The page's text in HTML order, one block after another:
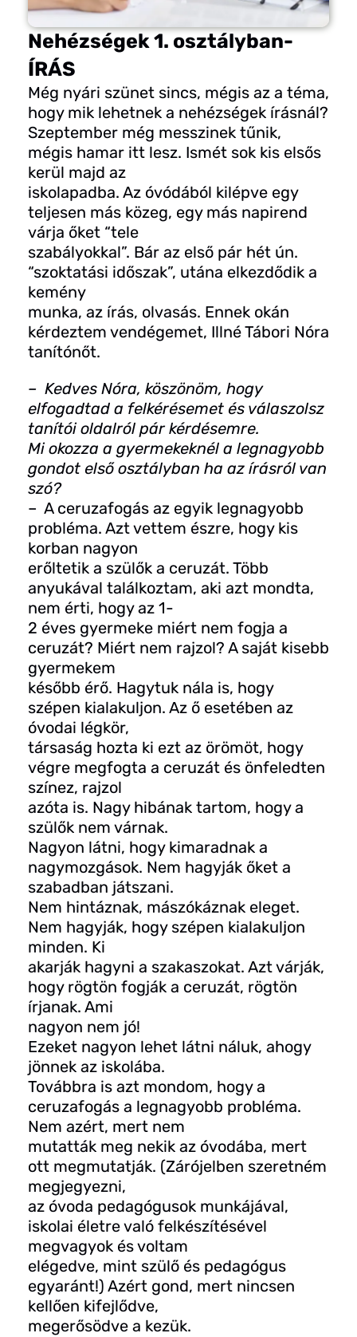
Nehézségek 1. osztályban-
ÍRÁS
Még nyári szünet sincs, mégis az a téma,
hogy mik lehetnek a nehézségek írásnál?
Szeptember még messzinek tűnik,
mégis hamar itt lesz. Ismét sok kis elsős
kerül majd az
iskolapadba. Az óvódából kilépve egy
teljesen más közeg, egy más napirend
várja őket “tele
szabályokkal”. Bár az első pár hét ún.
“szoktatási időszak”, utána elkezdődik a
kemény
munka, az írás, olvasás. Ennek okán
kérdeztem vendégemet, Illné Tábori Nóra
tanítónőt.
– Kedves Nóra, köszönöm, hogy
elfogadtad a felkérésemet és válaszolsz
tanítói oldalról párkérdésemre.
Mi okozza a gyermekeknél a legnagyobb
gondot első osztályban ha az írásról van
szó?
– A ceruzafogás az egyik legnagyobb
probléma. Azt vettem észre, hogy kis
korban nagyon
erőltetik a szülők a ceruzát. Több
anyukával találkoztam, aki azt mondta,
nem érti, hogy az 1-
2 éves gyermeke miért nem fogja a
ceruzát? Miért nem rajzol? A saját kisebb
gyermekem
később érő. Hagytuk nála is, hogy
szépen kialakuljon. Az ő esetében az
óvodai légkör,
társaság hozta ki ezt az örömöt, hogy
végre megfogta a ceruzát és önfeledten
színez, rajzol
azóta is. Nagy hibának tartom, hogy a
szülők nem várnak.
Nagyon látni, hogy kimaradnak a
nagymozgások. Nem hagyják őket a
szabadban játszani.
Nem hintáznak, mászókáznak eleget.
Nem hagyják, hogy szépen kialakuljon
minden. Ki
akarják hagyni a szakaszokat. Azt várják,
hogy rögtön fogják a ceruzát, rögtön
írjanak. Ami
nagyon nem jó!
Ezeket nagyon lehet látni náluk, ahogy
jönnek az iskolába.
Továbbra is azt mondom, hogy a
ceruzafogás a legnagyobb probléma.
Nem azért, mert nem
mutatták meg nekik az óvodába, mert
ott megmutatják. (Zárójelben szeretném
megjegyezni,
az óvoda pedagógusok munkájával,
iskolai életre való felkészítésével
megvagyok és voltam
elégedve, mint szülő és pedagógus
egyaránt!) Azért gond, mert nincsen
kellően kifejlődve,
megerősödve a kezük.